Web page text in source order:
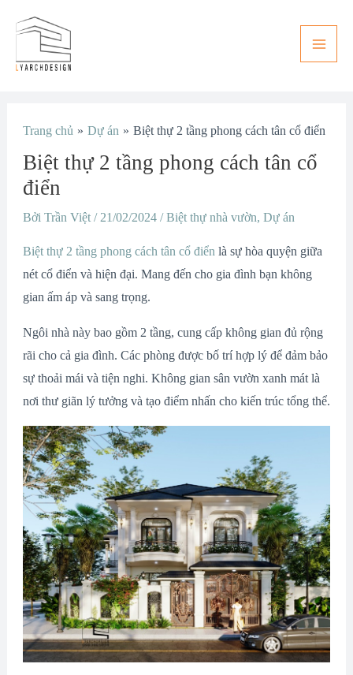
Trang chủ Dự án Biệt thự 2 tầng phong cách tân cổ điển
Biệt thự 2 tầng phong cách tân cổ
điển
Bởi Trần Việt/21/02/2024 /Biệt thự nhà vườn, Dự án
Biệt thự 2 tầng phong cách tân cổ điểnlà sự hòa quyện giữa
nét cổ điển và hiện đại. Mang đến cho gia đình bạn không
gian ấm áp và sang trọng.
Ngôi nhà này bao gồm 2 tầng, cung cấp không gian đủ rộng
rãi cho cả gia đình. Các phòng được bố trí hợp lý để đảm bảo
sự thoải mái và tiện nghi. Không gian sân vườn xanh mát là
nơi thư giãn lý tưởng và tạo điểm nhấn cho kiến trúc tổng thể.
hướng
viết